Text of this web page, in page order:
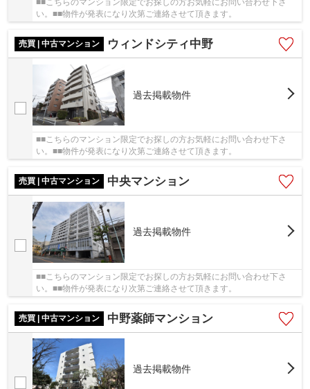
■■こちらのマンション限定でお探しの方お気軽にお問い合わせ下さ
い。■■物件が発表になり次第ご連絡させて頂きます。
売買 | 中古マンション ウィンドシティ中野
過去掲載物件
■■こちらのマンション限定でお探しの方お気軽にお問い合わせ下さ
い。■■物件が発表になり次第ご連絡させて頂きます。
売買 | 中古マンション 中央マンション
過去掲載物件
■■こちらのマンション限定でお探しの方お気軽にお問い合わせ下さ
い。■■物件が発表になり次第ご連絡させて頂きます。
売買 | 中古マンション 中野薬師マンション
過去掲載物件